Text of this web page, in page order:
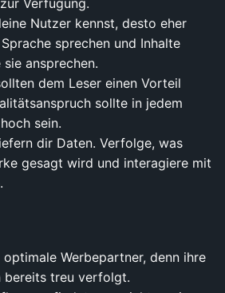
Verfügung.
Nutzer kennst, desto eher
sprechen und Inhalte
ansprechen.
dem Leser einen Vorteil
sollte in jedem
sein.
dir Daten. Verfolge, was
gesagt wird und interagiere mit
Werbepartner, denn ihre
bereits treu verfolgt.